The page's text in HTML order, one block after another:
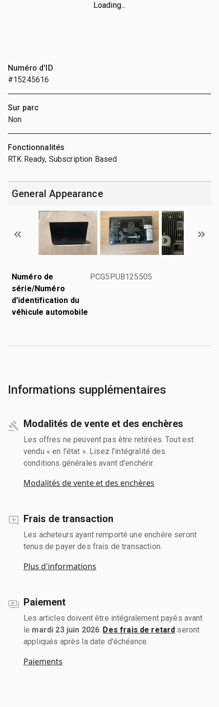
Loading...
Numéro d'ID
#15245616
Sur parc
Non
Fonctionnalités
RTK Ready, Subscription Based
General Appearance
Numéro de
série/Numéro
d'identification du
véhicule automobile
PCG5PUB125505
Informations supplémentaires
Modalités de vente et des enchères
Les offres ne peuvent pas être retirées. Tout est
vendu « en l'état ». Lisez l'intégralité des
conditions générales avant d'enchérir.
Modalités de vente et des enchères
Frais de transaction
Les acheteurs ayant remporté une enchère seront
tenus de payer des frais de transaction.
Plus d'informations
Paiement
Les articles doivent être intégralement payés avant
le mardi 23 juin 2026 Des frais de retard seront
appliqués après la date d'échéance.
Paiements